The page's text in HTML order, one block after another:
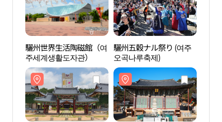
驪州世界生活陶磁館（여
주세계생활도자관）
驪州五穀ナル祭り (여주
오곡나루축제)